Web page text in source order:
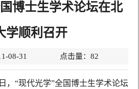
博士生学术论坛在北
学顺利召开
08-31 点击量： 82
，“现代光学”全国博士生学术论坛